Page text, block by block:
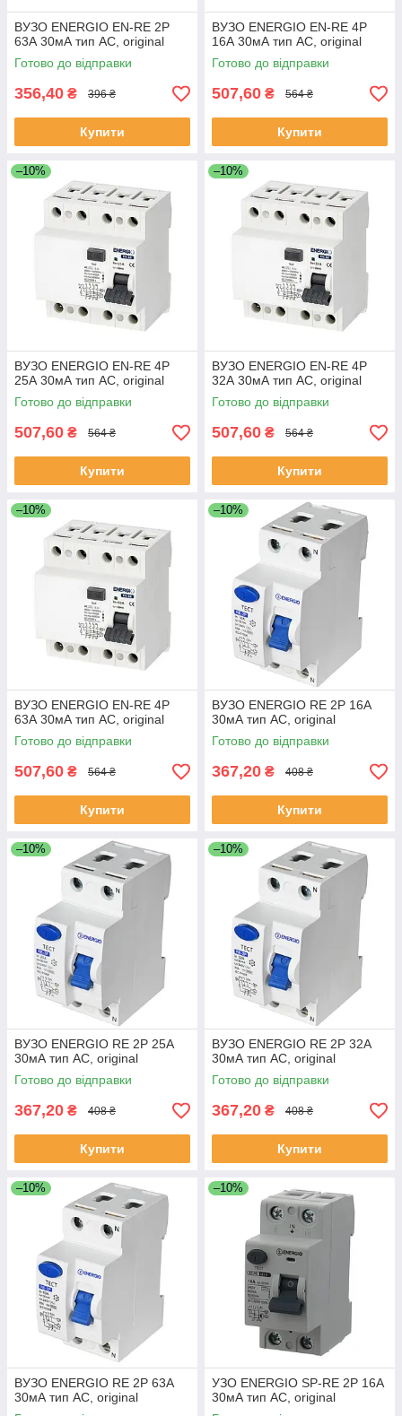
ВУЗО ENERGIO EN-RE 2P
63А 30мА тип AC, original
Готово до відправки
356,40 ₴ 396 ₴
Купити
ВУЗО ENERGIO EN-RE 4P
16А 30мА тип AC, original
Готово до відправки
507,60 ₴ 564 ₴
Купити
–10%
ВУЗО ENERGIO EN-RE 4P
25А 30мА тип AC, original
Готово до відправки
507,60 ₴ 564 ₴
Купити
–10%
ВУЗО ENERGIO EN-RE 4P
32А 30мА тип AC, original
Готово до відправки
507,60 ₴ 564 ₴
Купити
–10%
ВУЗО ENERGIO EN-RE 4P
63А 30мА тип AC, original
Готово до відправки
507,60 ₴ 564 ₴
Купити
–10%
ВУЗО ENERGIO RE 2P 16А
30мА тип AC, original
Готово до відправки
367,20 ₴ 408 ₴
Купити
–10%
ВУЗО ENERGIO RE 2P 25А
30мА тип AC, original
Готово до відправки
367,20 ₴ 408 ₴
Купити
–10%
ВУЗО ENERGIO RE 2P 32А
30мА тип AC, original
Готово до відправки
367,20 ₴ 408 ₴
Купити
–10%
ВУЗО ENERGIO RE 2P 63А
30мА тип AC, original
–10%
УЗО ENERGIO SP-RE 2P 16А
30мА тип AC, original